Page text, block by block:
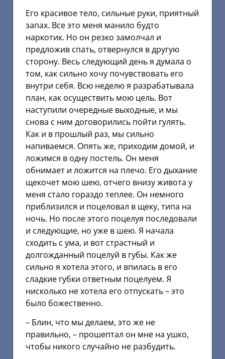
Его красивое тело, сильные руки, приятный
запах. Все это меня манило будто
наркотик. Но он резко замолчал и
предложив спать, отвернулся в другую
сторону. Весь следующий день я думала о
том, как сильно хочу почувствовать его
внутри себя. Всю неделю я разрабатывала
план, как осуществить мою цель. Вот
наступили очередные выходные, и мы
снова с ним договорились пойти гулять.
Как и в прошлый раз, мы сильно
напиваемся. Опять же, приходим домой, и
ложимся в одну постель. Он меня
обнимает и ложится на плечо. Его дыхание
щекочет мою шею, отчего внизу живота у
меня стало гораздо теплее. Он немного
приблизился и поцеловал в щеку, типа на
ночь. Но после этого поцелуя последовали
и следующие, но уже в шею. Я начала
сходить с ума, и вот страстный и
долгожданный поцелуй в губы. Как же
сильно я хотела этого, и впилась в его
сладкие губки ответным поцелуем. Я
нисколько не хотела его отпускать – это
было божественно.
– Блин, что мы делаем, это же не
правильно, – прошептал он мне на ушко,
чтобы никого случайно не разбудить.